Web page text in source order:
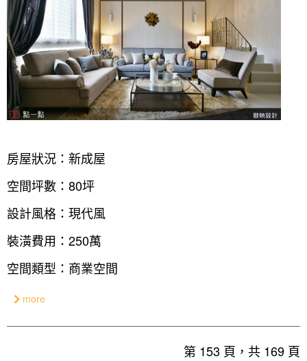
房屋狀況：新成屋
空間坪數：80坪
設計風格：現代風
裝潢費用：250萬
空間類型：商業空間
more
第 153 頁，共 169 頁